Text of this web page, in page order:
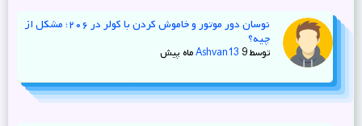
نوسان دور موتور و خاموش کردن با کولر در ۲۰۶؛ مشکل از
چیه؟
توسط Ashvan13 9 ماه پیش